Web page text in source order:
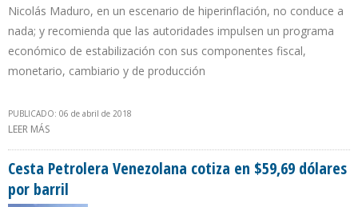
Nicolás Maduro, en un escenario de hiperinflación, no conduce a
nada; y recomienda que las autoridades impulsen un programa
económico de estabilización con sus componentes fiscal,
monetario, cambiario y de producción
PUBLICADO: 06 de abril de 2018
LEER MÁS
Cesta Petrolera Venezolana cotiza en $59,69 dólares
por barril